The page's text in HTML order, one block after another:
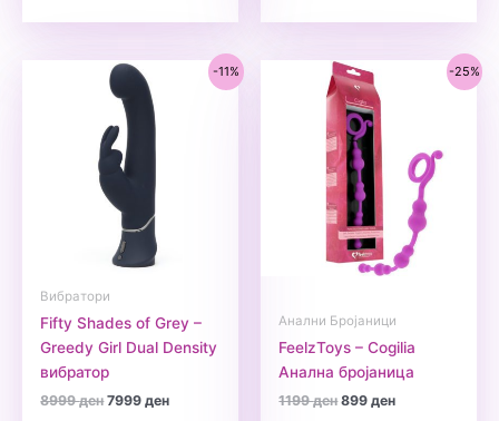
-11%
Вибратори
Fifty Shades of Grey –
Greedy Girl Dual Density
вибратор
8999денOriginal
7999денCurrent
-25%
Анални Бројаници
FeelzToys – Cogilia
Анална бројаница
1199денOriginal
899денCurrent